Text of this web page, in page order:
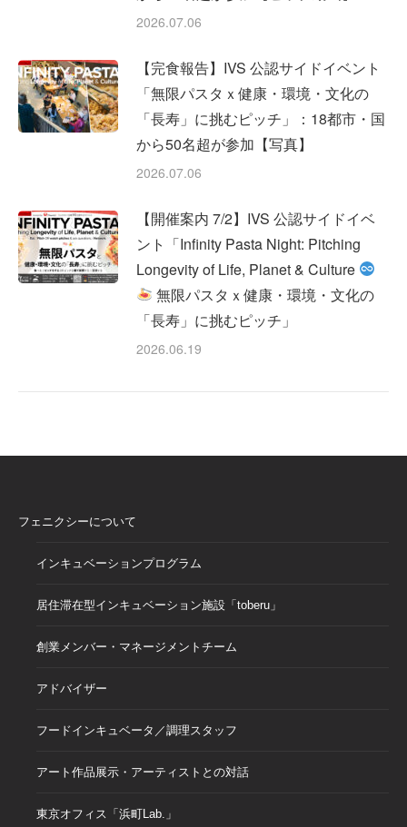
2026.07.06
【完食報告】IVS 公認サイドイベント
「無限パスタｘ健康・環境・文化の
「長寿」に挑むピッチ」：18都市・国
から50名超が参加【写真】
2026.07.06
【開催案内 7/2】IVS 公認サイドイベ
ント「Infinity Pasta Night: Pitching
Longevity of Life, Planet & Culture
無限パスタｘ健康・環境・文化の
「長寿」に挑むピッチ」
2026.06.19
フェニクシーについて
インキュベーションプログラム
居住滞在型インキュベーション施設「toberu」
創業メンバー・マネージメントチーム
アドバイザー
フードインキュベータ／調理スタッフ
アート作品展示・アーティストとの対話
東京オフィス「浜町Lab.」